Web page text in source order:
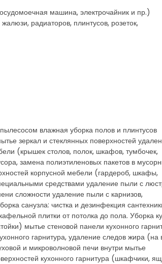
машина, электрочайник и пр.)
радиаторов, плинтусов, розеток,
влажная уборка полов и плинтусов
зеркал и стеклянных поверхностей
(крышек столов, полок, шкафов, тумбочек,
замена полиэтиленовых пакетов в
корпусной мебели (гардероб, шкафы,
средствами удаление пыли с
сложности удаление пыли с карнизов,
санузла: чистка и дезинфекция
плитки от потолка до пола. Уборка
мытье стеновой панели кухонного
гарнитура, удаление следов жира (на
и микроволновой печи внутри мытье
кухонного гарнитура (шкафчики,